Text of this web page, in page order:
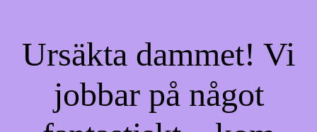
Ursäkta dammet! Vi
jobbar på något